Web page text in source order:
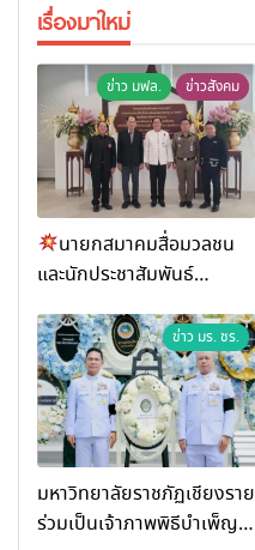
เรื่องมาใหม่
ข่าว มฟล. ข่าวสังคม
นายกสมาคมสื่อมวลชน
และนักประชาสัมพันธ์
เปิด “โครงการเสริมสร้างสุข
ภาวะพระสงฆ์” ถวายพระกุศล
99 พรรษา สมเด็จพระ
สังฆราช
ข่าว มร. ชร.
มหาวิทยาลัยราชภัฏเชียงราย
ร่วมเป็นเจ้าภาพพิธีบำเพ็ญ